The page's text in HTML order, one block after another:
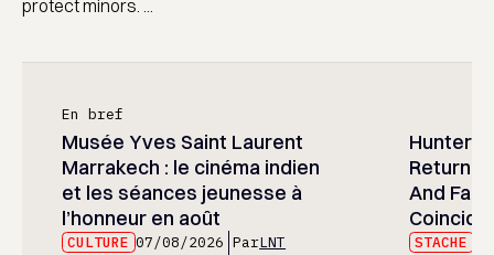
protect minors. ...
En bref
Musée Yves Saint Laurent
Marrakech : le cinéma indien
et les séances jeunesse à
l’honneur en août
CULTURE 07/08/2026 ParLNT
Hunter
And
STACHE